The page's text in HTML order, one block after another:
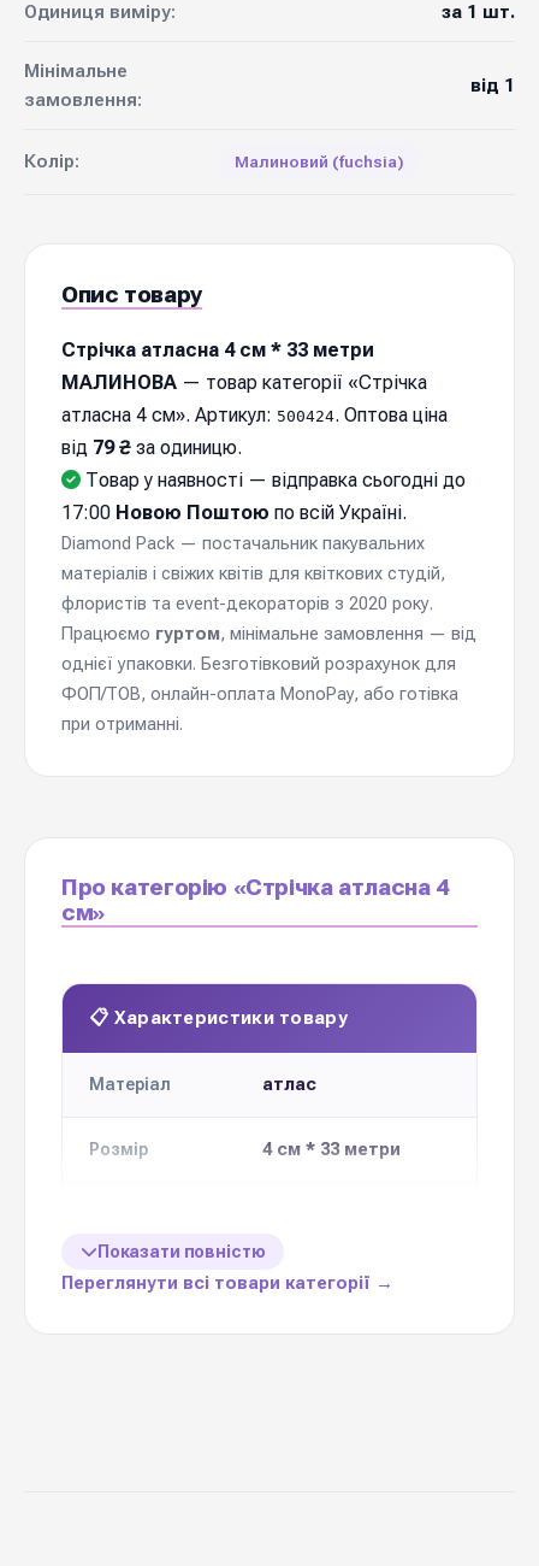
Одиниця виміру: за 1 шт.
Мінімальне
замовлення:
від 1
Колір: Малиновий (fuchsia)
Опис товару
Стрічка атласна 4 см * 33 метри
МАЛИНОВА — товар категорії «Стрічка
атласна 4 см». Артикул: 500424. Оптова ціна
від 79 ₴ за одиницю.
Товар у наявності — відправка cьогодні до
17:00 Новою Поштою по всій Україні.
Diamond Pack — постачальник пакувальних
матеріалів і свіжих квітів для квіткових студій,
флористів та event-декораторів з 2020 року.
Працюємо гуртом, мінімальне замовлення — від
однієї упаковки. Безготівковий розрахунок для
ФОП/ТОВ, онлайн-оплата MonoPay, або готівка
при отриманні.
Про категорію «Стрічка атласна 4
см»
📋 Характеристики товару
Матеріал атлас
Розмір 4 см * 33 метри
упаковці
за
Показати повністю
Переглянути всі товари категорії →